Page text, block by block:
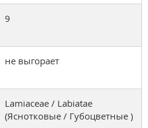
9
не выгорает
Lamiaceae / Labiatae
(Яснотковые / Губоцветные )